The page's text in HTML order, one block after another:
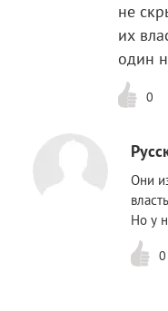
не
их
один
0
Они
Но у
0